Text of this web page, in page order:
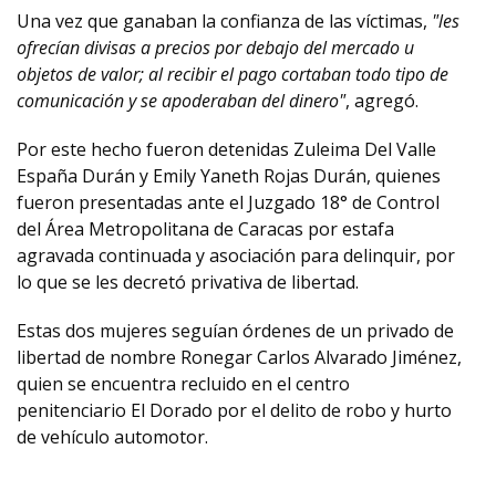
Una vez que ganaban la confianza de las víctimas, "les
ofrecían divisas a precios por debajo del mercado u
objetos de valor; al recibir el pago cortaban todo tipo de
comunicación y se apoderaban del dinero", agregó.
Por este hecho fueron detenidas Zuleima Del Valle
España Durán y Emily Yaneth Rojas Durán, quienes
fueron presentadas ante el Juzgado 18° de Control
del Área Metropolitana de Caracas por estafa
agravada continuada y asociación para delinquir, por
lo que se les decretó privativa de libertad.
Estas dos mujeres seguían órdenes de un privado de
libertad de nombre Ronegar Carlos Alvarado Jiménez,
quien se encuentra recluido en el centro
penitenciario El Dorado por el delito de robo y hurto
de vehículo automotor.